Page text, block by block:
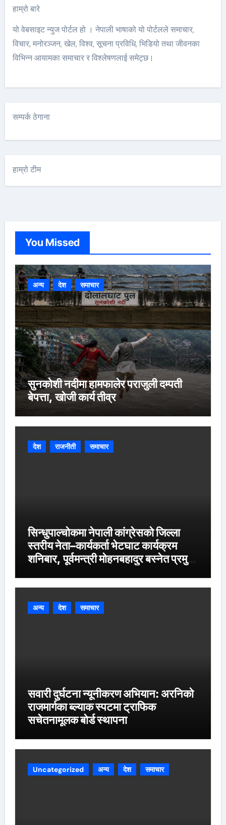
हाम्रो बारे
यो वेबसाइट न्युज पोर्टल हो । नेपाली भाषाको यो पोर्टलले समाचार,
विचार, मनोरञ्जन, खेल, विश्व, सूचना प्रविधि, भिडियो तथा जीवनका
विभिन्न आयामका समाचार र विश्लेषणलाई समेट्छ।
सम्पर्क ठेगाना
हाम्रो टीम
You Missed
अन्य देश समाचार
सुनकोशी नदीमा हामफालेर पराजुली दम्पती
बेपत्ता, खोजी कार्य तीव्र
देश राजनीती समाचार
सिन्धुपाल्चोकमा नेपाली कांग्रेसको जिल्ला
स्तरीय नेता–कार्यकर्ता भेटघाट कार्यक्रम
शनिबार, पूर्वमन्त्री मोहनबहादुर बस्नेत प्रमुख
अन्य देश समाचार
सवारी दुर्घटना न्यूनीकरण अभियान: अरनिको
राजमार्गका ब्ल्याक स्पटमा ट्राफिक
सचेतनामूलक बोर्ड स्थापना
Uncategorized अन्य देश समाचार